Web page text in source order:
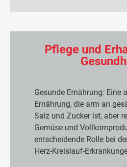
Pflege und
Gesunde Ernährung: Eine
Ernährung, die arm an
Salz und Zucker ist, aber
Gemüse und
entscheidende Rolle bei
Herz-Kreislauf-